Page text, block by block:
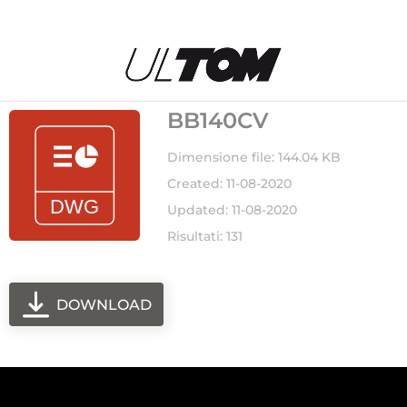
BB140CV
Dimensione file: 144.04 KB
Created: 11-08-2020
Updated: 11-08-2020
Risultati: 131
DOWNLOAD